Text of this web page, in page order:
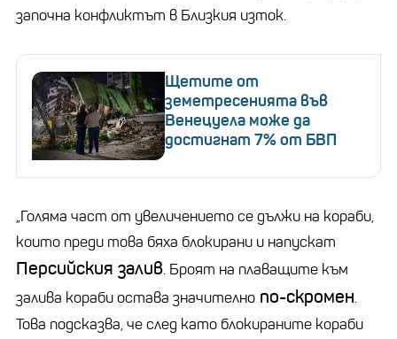
започна конфликтът в Близкия изток.
Щетите от
земетресенията във
Венецуела може да
достигнат 7% от БВП
„Голяма част от увеличението се дължи на кораби,
които преди това бяха блокирани и напускат
Персийския залив. Броят на плаващите към
залива кораби остава значително по-скромен.
Това подсказва, че след като блокираните кораби